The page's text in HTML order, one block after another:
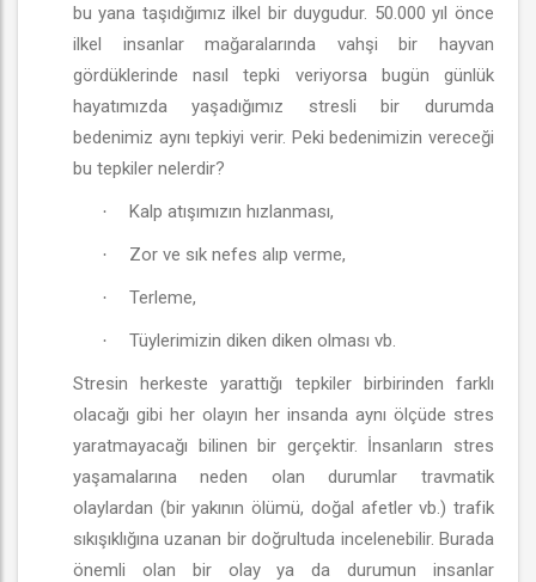
bu yana taşıdığımız ilkel bir duygudur. 50.000 yıl önce
ilkel insanlar mağaralarında vahşi bir hayvan
gördüklerinde nasıl tepki veriyorsa bugün günlük
hayatımızda yaşadığımız stresli bir durumda
bedenimiz aynı tepkiyi verir. Peki bedenimizin vereceği
bu tepkiler nelerdir?
· Kalp atışımızın hızlanması,
· Zor ve sık nefes alıp verme,
· Terleme,
·
Tüylerimizin diken diken olması vb.
Stresin herkeste yarattığı tepkiler birbirinden farklı
olacağı gibi her olayın her insanda aynı ölçüde stres
yaratmayacağı bilinen bir gerçektir. İnsanların stres
yaşamalarına neden olan durumlar travmatik
olaylardan (bir yakının ölümü, doğal afetler vb.) trafik
sıkışıklığına uzanan bir doğrultuda incelenebilir. Burada
önemli olan bir olay ya da durumun insanlar